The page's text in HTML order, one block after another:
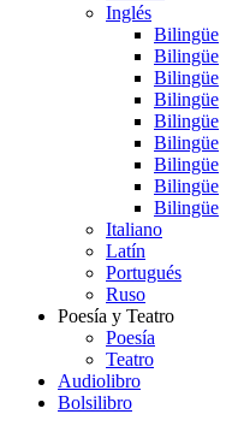
Inglés
Bilingüe
Bilingüe
Bilingüe
Bilingüe
Bilingüe
Bilingüe
Bilingüe
Bilingüe
Bilingüe
Italiano
Latín
Portugués
Ruso
Poesía y Teatro
Poesía
Teatro
Audiolibro
Bolsilibro